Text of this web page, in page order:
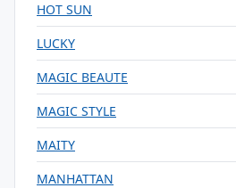
HOT SUN
LUCKY
MAGIC BEAUTE
MAGIC STYLE
MAITY
MANHATTAN